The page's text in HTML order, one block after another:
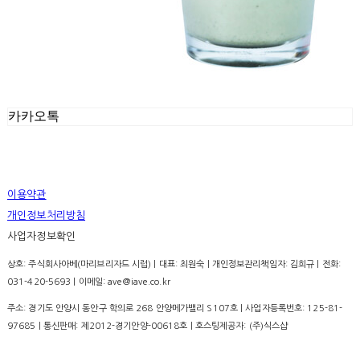
카카오톡
이용약관
개인정보처리방침
사업자정보확인
상호: 주식회사아베(마리브리자드 시럽) | 대표: 최원숙 | 개인정보관리책임자: 김희규 | 전화:
031-420-5693 | 이메일: ave@iave.co.kr
주소: 경기도 안양시 동안구 학의로 268 안양메가밸리 S107호 | 사업자등록번호: 125-81-
97685
| 통신판매: 제2012-경기안양-00618호 | 호스팅제공자: (주)식스샵